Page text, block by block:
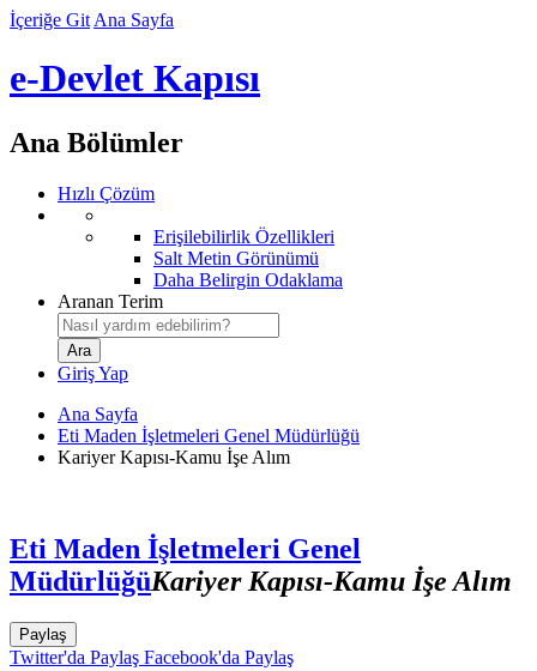
İçeriğe Git Ana Sayfa
e-Devlet Kapısı
Ana Bölümler
Hızlı Çözüm
Erişilebilirlik Özellikleri
Salt Metin Görünümü
Daha Belirgin Odaklama
Aranan Terim
Giriş Yap
Ana Sayfa
Eti Maden İşletmeleri Genel Müdürlüğü
Kariyer Kapısı-Kamu İşe Alım
Eti Maden İşletmeleri Genel
MüdürlüğüKariyer Kapısı-Kamu İşe Alım
Paylaş
Twitter'da Paylaş Facebook'da Paylaş